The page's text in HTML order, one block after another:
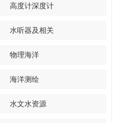
高度计深度计
水听器及相关
物理海洋
海洋测绘
水文水资源